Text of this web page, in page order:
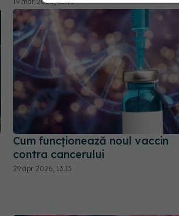
Cum funcționează noul vaccin
contra cancerului
29 apr 2026, 13:13